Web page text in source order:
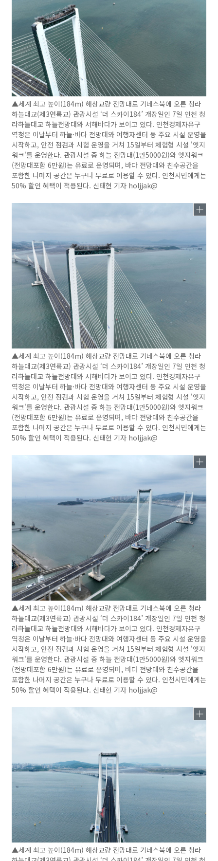
▲세계 최고 높이(184m) 해상교량 전망대로 기네스북에 오른 청라
하늘대교(제3연륙교) 관광시설 ‘더 스카이184’ 개장일인 7일 인천 청
라하늘대교 하늘전망대와 서해바다가 보이고 있다. 인천경제자유구
역청은 이날부터 하늘·바다 전망대와 여행자센터 등 주요 시설 운영을
시작하고, 안전 점검과 시험 운영을 거쳐 15일부터 체험형 시설 '엣지
워크'를 운영한다. 관광시설 중 하늘 전망대(1만5000원)와 엣지워크
(전망대포함 6만원)는 유료로 운영되며, 바다 전망대와 친수공간을
포함한 나머지 공간은 누구나 무료로 이용할 수 있다. 인천시민에게는
50% 할인 혜택이 적용된다. 신태현 기자 holjjak@
▲세계 최고 높이(184m) 해상교량 전망대로 기네스북에 오른 청라
하늘대교(제3연륙교) 관광시설 ‘더 스카이184’ 개장일인 7일 인천 청
라하늘대교 하늘전망대와 서해바다가 보이고 있다. 인천경제자유구
역청은 이날부터 하늘·바다 전망대와 여행자센터 등 주요 시설 운영을
시작하고, 안전 점검과 시험 운영을 거쳐 15일부터 체험형 시설 '엣지
워크'를 운영한다. 관광시설 중 하늘 전망대(1만5000원)와 엣지워크
(전망대포함 6만원)는 유료로 운영되며, 바다 전망대와 친수공간을
포함한 나머지 공간은 누구나 무료로 이용할 수 있다. 인천시민에게는
50% 할인 혜택이 적용된다. 신태현 기자 holjjak@
▲세계 최고 높이(184m) 해상교량 전망대로 기네스북에 오른 청라
하늘대교(제3연륙교) 관광시설 ‘더 스카이184’ 개장일인 7일 인천 청
라하늘대교 하늘전망대와 서해바다가 보이고 있다. 인천경제자유구
역청은 이날부터 하늘·바다 전망대와 여행자센터 등 주요 시설 운영을
시작하고, 안전 점검과 시험 운영을 거쳐 15일부터 체험형 시설 '엣지
워크'를 운영한다. 관광시설 중 하늘 전망대(1만5000원)와 엣지워크
(전망대포함 6만원)는 유료로 운영되며, 바다 전망대와 친수공간을
포함한 나머지 공간은 누구나 무료로 이용할 수 있다. 인천시민에게는
50% 할인 혜택이 적용된다. 신태현 기자 holjjak@
▲세계 최고 높이(184m) 해상교량 전망대로 기네스북에 오른 청라